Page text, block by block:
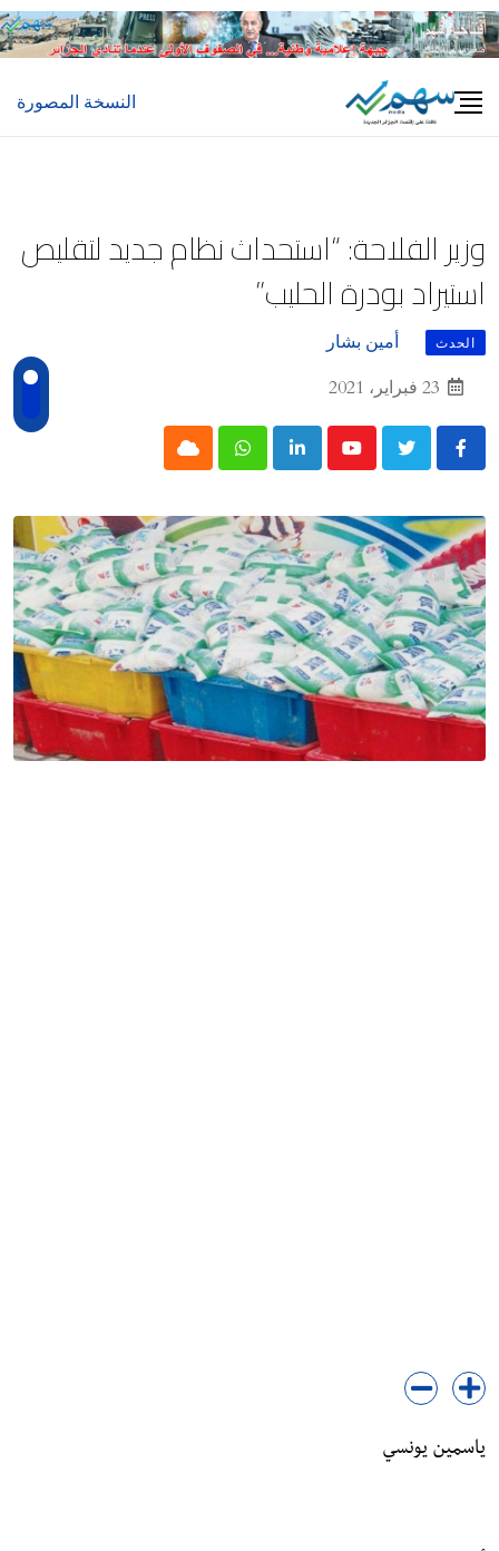
Skip
to
النسخة المصورة
وزير الفلاحة: “استحداث نظام جديد لتقليص
استيراد بودرة الحليب”
الحدث
أمين بشار
23 فبراير، 2021
Youtube
LinkedIn
Whatsapp
Cloud
ياسمين يونسي